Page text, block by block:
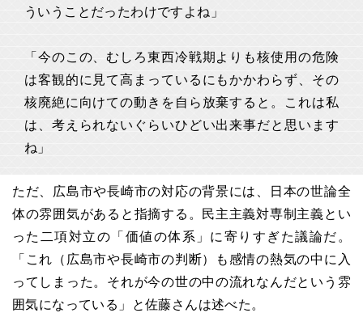
ういうことだったわけですよね」
「今のこの、むしろ東西冷戦期よりも核使用の危険
は客観的に見て高まっているにもかかわらず、その
核廃絶に向けての動きを自ら放棄すると。これは私
は、考えられないぐらいひどい出来事だと思います
ね」
ただ、広島市や長崎市の対応の背景には、日本の世論全
体の雰囲気があると指摘する。民主主義対専制主義とい
った二項対立の「価値の体系」に寄りすぎた議論だ。
「これ（広島市や長崎市の判断）も感情の熱気の中に入
ってしまった。それが今の世の中の流れなんだという雰
囲気になっている」と佐藤さんは述べた。